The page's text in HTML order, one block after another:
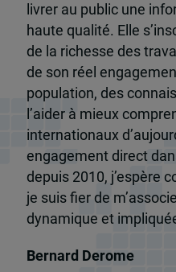
livrer au public une
haute qualité. Elle
de la richesse des
de son réel
population, des
l’aider à mieux
internationaux
engagement direct
depuis 2010, j’espère
je suis fier de
dynamique et
Bernard Derome